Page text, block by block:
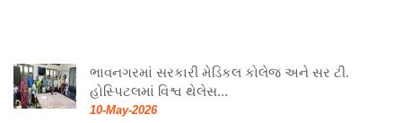
ભાવનગરમાં સરકારી મેડિકલ કોલેજ અને સર ટી.
હોસ્પિટલમાં વિશ્વ થેલેસ...
10-May-2026